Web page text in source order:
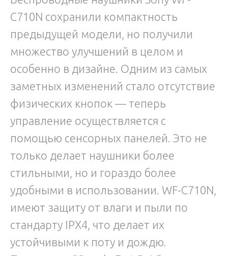
C710N сохранили компактность
предыдущей модели, но получили
множество улучшений в целом и
особенно в дизайне. Одним из самых
заметных изменений стало отсутствие
физических кнопок — теперь
управление осуществляется с
помощью сенсорных панелей. Это не
только делает наушники более
стильными, но и гораздо более
удобными в использовании. WF-C710N,
имеют защиту от влаги и пыли по
стандарту IPX4, что делает их
устойчивыми к поту и дождю.